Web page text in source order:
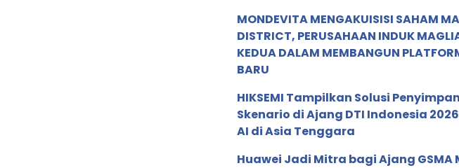
MONDEVITA MENGAKUISISI SAHAM
DISTRICT, PERUSAHAAN INDUK
KEDUA DALAM MEMBANGUN
BARU
HIKSEMI Tampilkan Solusi
Skenario di Ajang DTI Indonesia
AI di Asia Tenggara
Huawei Jadi Mitra bagi Ajang GSMA